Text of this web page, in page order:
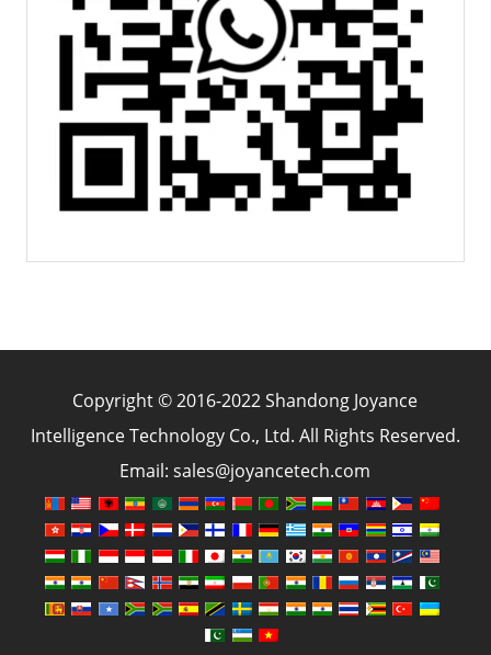
Copyright © 2016-2022 Shandong Joyance
Intelligence Technology Co., Ltd. All Rights Reserved.
Email: sales@joyancetech.com